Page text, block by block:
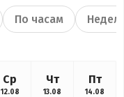
По часам
Ср
12.08
Чт
13.08
Пт
14.08